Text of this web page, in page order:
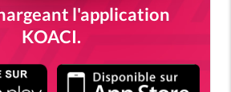
l'application
KOACI.